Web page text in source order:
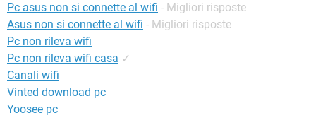
Pc asus non si connette al wifi - Migliori risposte
Asus non si connette al wifi - Migliori risposte
Pc non rileva wifi
Pc non rileva wifi casa ✓
Canali wifi
Vinted download pc
Yoosee pc